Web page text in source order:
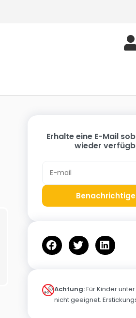
Erhalte eine E-Mail
wieder
Achtung:Für Kinder
nicht geeignet.